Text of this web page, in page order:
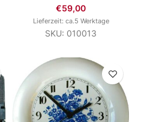
€59,00
Lieferzeit: ca.5 Werktage
SKU: 010013